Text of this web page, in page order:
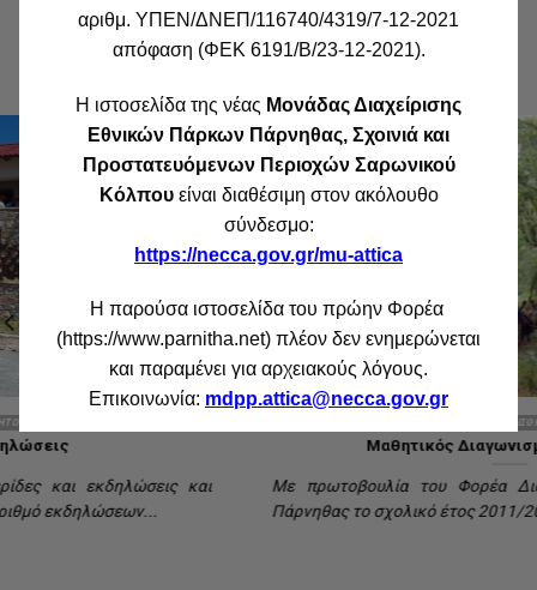
Έργα & Δράσεις του Φορέα Εθνικού
Δρυμού Πάρνηθας
Μαθητικός Διαγωνισμός για τα δάση
Με πρωτοβουλία του Φορέα Διαχείρισης Εθνικού Δρυμού
Πάρνηθας το σχολικό έτος 2011/2012 η Ελλάδα συμμετείχε...
αριθμ. ΥΠΕΝ/ΔΝΕΠ/116740/4319/7-12-2021
απόφαση (ΦΕΚ 6191/Β/23-12-2021).
Η ιστοσελίδα της νέας Μονάδας Διαχείρισης
Εθνικών Πάρκων Πάρνηθας, Σχοινιά και
Προστατευόμενων Περιοχών Σαρωνικού
Κόλπου είναι διαθέσιμη στον ακόλουθο
σύνδεσμο:
https://necca.gov.gr/mu-attica
Η παρούσα ιστοσελίδα του πρώην Φορέα
(https://www.parnitha.net) πλέον δεν ενημερώνεται
και παραμένει για αρχειακούς λόγους.
Επικοινωνία: mdpp.attica@necca.gov.gr